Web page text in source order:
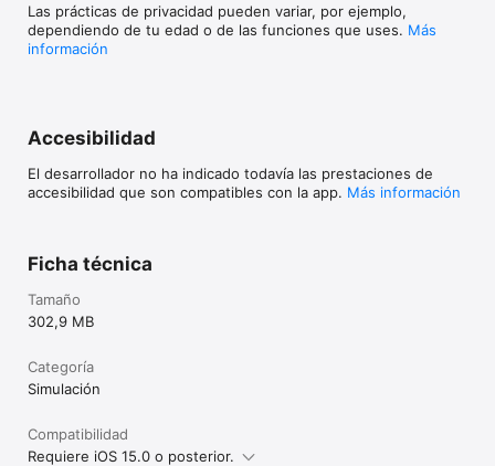
Las prácticas de privacidad pueden variar, por ejemplo,
dependiendo de tu edad o de las funciones que uses. Más
información
Accesibilidad
El desarrollador no ha indicado todavía las prestaciones de
accesibilidad que son compatibles con la app. Más información
Ficha técnica
Tamaño
302,9 MB
Categoría
Simulación
Compatibilidad
Requiere iOS 15.0 o posterior.